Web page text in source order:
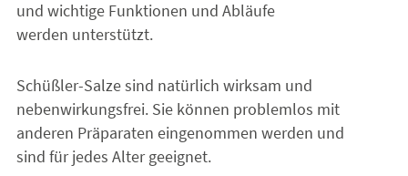
und wichtige Funktionen und Abläufe
werden unterstützt.
Schüßler-Salze sind natürlich wirksam und
nebenwirkungsfrei. Sie können problemlos mit
anderen Präparaten eingenommen werden und
sind für jedes Alter geeignet.